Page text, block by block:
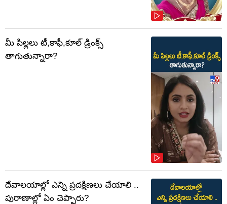
మీ పిల్లలు టీ,కాఫీ,కూల్ డ్రింక్స్
తాగుతున్నారా?
దేవాలయాల్లో ఎన్ని ప్రదక్షిణలు చేయాలి ..
పురాణాల్లో ఏం చెప్పారు?